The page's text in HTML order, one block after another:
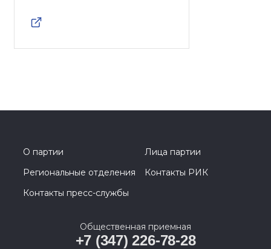
О партии
Лица партии
Региональные отделения
Контакты РИК
Контакты пресс-службы
Общественная приемная
+7 (347) 226-78-28